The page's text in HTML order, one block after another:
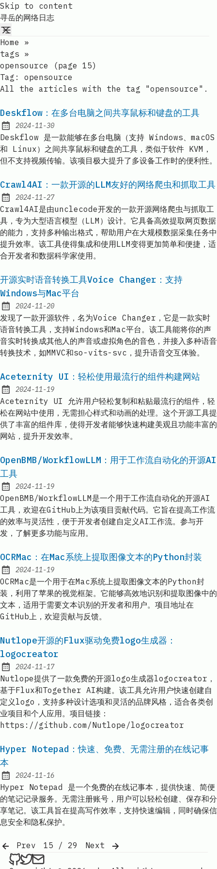
Skip to content
寻岳的网络日志
Home
»
tags »
opensource (page 15)
Tag: opensource
All the articles with the tag "opensource".
Deskflow：在多台电脑之间共享鼠标和键盘的工具
Published:
2024-11-30
Deskflow 是一款能够在多台电脑（支持 Windows、macOS
和 Linux）之间共享鼠标和键盘的工具，类似于软件 KVM，
但不支持视频传输。该项目极大提升了多设备工作时的便利性。
Crawl4AI：一款开源的LLM友好的网络爬虫和抓取工具
Published:
2024-11-27
Crawl4AI是由unclecode开发的一款开源网络爬虫与抓取工
具，专为大型语言模型（LLM）设计。它具备高效提取网页数据
的能力，支持多种输出格式，帮助用户在大规模数据采集任务中
提升效率。该工具使得集成和使用LLM变得更加简单和便捷，适
合开发者和数据科学家使用。
开源实时语音转换工具Voice Changer：支持
Windows与Mac平台
Published:
2024-11-20
发现了一款开源软件，名为Voice Changer，它是一款实时
语音转换工具，支持Windows和Mac平台。该工具能将你的声
音实时转换成其他人的声音或虚拟角色的音色，并接入多种语音
转换技术，如MMVC和so-vits-svc，提升语音交互体验。
Aceternity UI：轻松使用最流行的组件构建网站
Published:
2024-11-19
Aceternity UI 允许用户轻松复制和粘贴最流行的组件，轻
松在网站中使用，无需担心样式和动画的处理。这个开源工具提
供了丰富的组件库，使得开发者能够快速构建美观且功能丰富的
网站，提升开发效率。
OpenBMB/WorkflowLLM：用于工作流自动化的开源AI
工具
Published:
2024-11-19
OpenBMB/WorkflowLLM是一个用于工作流自动化的开源AI
工具，欢迎在GitHub上为该项目贡献代码。它旨在提高工作流
的效率与灵活性，便于开发者创建自定义AI工作流。参与开
发，了解更多功能与应用。
OCRMac：在Mac系统上提取图像文本的Python封装
Published:
2024-11-19
OCRMac是一个用于在Mac系统上提取图像文本的Python封
装，利用了苹果的视觉框架。它能够高效地识别和提取图像中的
文本，适用于需要文本识别的开发者和用户。项目地址在
GitHub上，欢迎贡献与反馈。
Nutlope开源的Flux驱动免费logo生成器：
logocreator
Published:
2024-11-17
Nutlope提供了一款免费的开源logo生成器logocreator，
基于Flux和Together AI构建。该工具允许用户快速创建自
定义logo，支持多种设计选项和灵活的品牌风格，适合各类创
业项目和个人应用。项目链接：
https://github.com/Nutlope/logocreator
Hyper Notepad：快速、免费、无需注册的在线记事
本
Published:
2024-11-16
Hyper Notepad 是一个免费的在线记事本，提供快速、简便
的笔记记录服务。无需注册账号，用户可以轻松创建、保存和分
享笔记。该工具旨在提高写作效率，支持快速编辑，同时确保信
息安全和隐私保护。
Prev 15 / 29
Next
ethan4768 on Github
ethan4768 on Twitter
Send an email to